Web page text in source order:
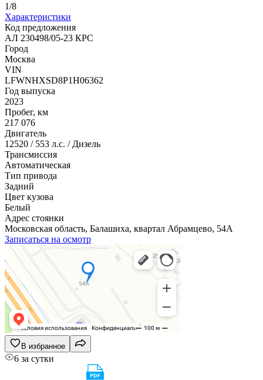
1/8
Характеристики
Код предложения
АЛ 230498/05-23 КРС
Город
Москва
VIN
LFWNHXSD8P1H06362
Год выпуска
2023
Пробег, км
217 076
Двигатель
12520 / 553 л.с. / Дизель
Трансмиссия
Автоматическая
Тип привода
Задний
Цвет кузова
Белый
Адрес стоянки
Московская область, Балашиха, квартал Абрамцево, 54А
Записаться на осмотр
В избранное
6 за сутки